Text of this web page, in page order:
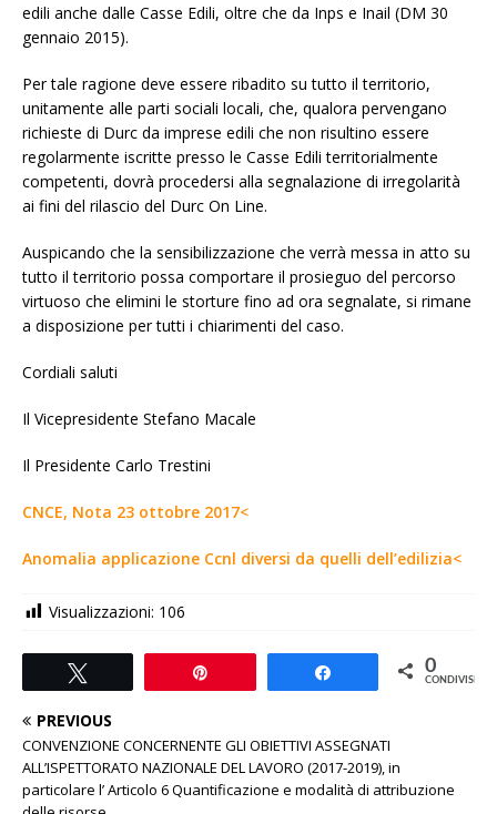
edili anche dalle Casse Edili, oltre che da Inps e Inail (DM 30
gennaio 2015).
Per tale ragione deve essere ribadito su tutto il territorio,
unitamente alle parti sociali locali, che, qualora pervengano
richieste di Durc da imprese edili che non risultino essere
regolarmente iscritte presso le Casse Edili territorialmente
competenti, dovrà procedersi alla segnalazione di irregolarità
ai fini del rilascio del Durc On Line.
Auspicando che la sensibilizzazione che verrà messa in atto su
tutto il territorio possa comportare il prosieguo del percorso
virtuoso che elimini le storture fino ad ora segnalate, si rimane
a disposizione per tutti i chiarimenti del caso.
Cordiali saluti
Il Vicepresidente Stefano Macale
Il Presidente Carlo Trestini
CNCE, Nota 23 ottobre 2017<
Anomalia applicazione Ccnl diversi da quelli dell’edilizia<
Visualizzazioni: 106
0
CONDIVISIONI
PREVIOUS
CONVENZIONE CONCERNENTE GLI OBIETTIVI ASSEGNATI
ALL’ISPETTORATO NAZIONALE DEL LAVORO (2017-2019), in
particolare l’ Articolo 6 Quantificazione e modalità di attribuzione